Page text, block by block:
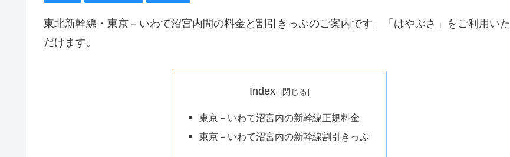
東北新幹線・東京－いわて沼宮内間の料金と割引きっぷのご案内です。「はやぶさ」をご利用いた
だけます。
Index
東京－いわて沼宮内の新幹線正規料金
東京－いわて沼宮内の新幹線割引きっぷ